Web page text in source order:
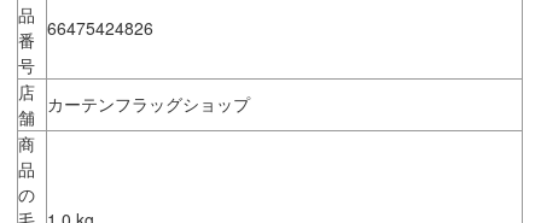
品
番
号
66475424826
店
舗
カーテンフラッグショップ
商
品
の